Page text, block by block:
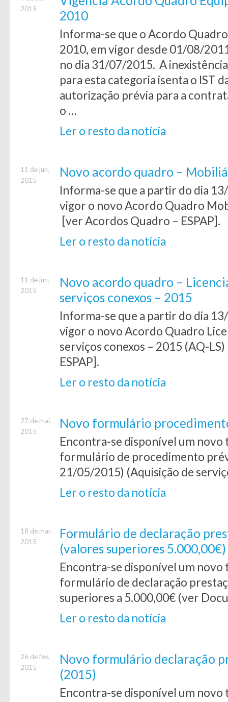
2015
2010
Informa-se que o Acordo
2010, em vigor desde 01/08/
no dia 31/07/2015. A
para esta categoria isenta o IST
autorização prévia para a
o …
Ler o resto da notícia
11 de jun.
2015
Novo acordo quadro –
Informa-se que a partir do dia
vigor o novo Acordo Quadro
[ver Acordos Quadro – ESPAP].
Ler o resto da notícia
11 de jun.
2015
Novo acordo quadro –
serviços conexos – 2015
Informa-se que a partir do dia
vigor o novo Acordo Quadro
serviços conexos – 2015 (AQ-
ESPAP].
Ler o resto da notícia
27 de mai.
2015
Novo formulário
Encontra-se disponível um
formulário de procedimento
21/05/2015) (Aquisição de
Ler o resto da notícia
18 de mar.
2015
Formulário de declaração
(valores superiores 5.000,00€)
Encontra-se disponível um
formulário de declaração
superiores a 5.000,00€ (ver
Ler o resto da notícia
26 de fev.
2015
Novo formulário declaração
(2015)
Encontra-se disponível um